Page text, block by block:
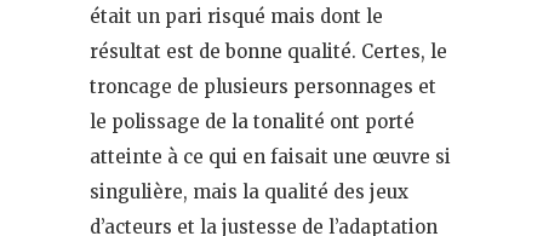
était un pari risqué mais dont le
résultat est de bonne qualité. Certes, le
troncage de plusieurs personnages et
le polissage de la tonalité ont porté
atteinte à ce qui en faisait une œuvre si
singulière, mais la qualité des jeux
d’acteurs et la justesse de l’adaptation